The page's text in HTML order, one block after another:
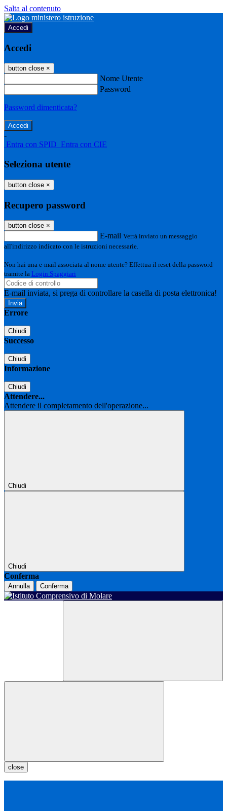
Salta al contenuto
Accedi
Accedi
button close ×
Nome Utente
Password
Password dimenticata?
-
Entra con SPID Entra con CIE
Seleziona utente
button close ×
Recupero password
button close ×
E-mail Verrà inviato un messaggio
all'indirizzo indicato con le istruzioni necessarie.
Non hai una e-mail associata al nome utente? Effettua il reset della password
tramite la Login Spaggiari
E-mail inviata, si prega di controllare la casella di posta elettronica!
Errore
Chiudi
Successo
Chiudi
Informazione
Chiudi
Attendere...
Attendere il completamento dell'operazione...
Chiudi
Chiudi
Conferma
Annulla Conferma
close